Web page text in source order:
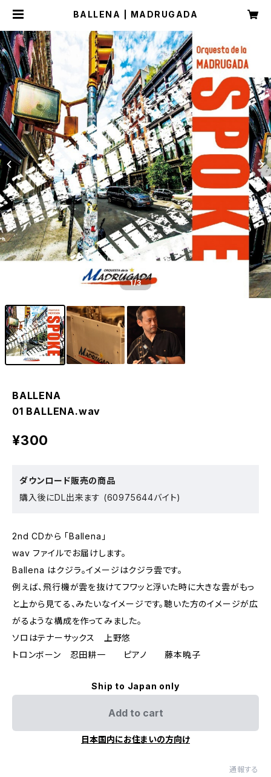
BALLENA | MADRUGADA
1/3
BALLENA
01 BALLENA.wav
¥300
ダウンロード販売の商品
購入後にDL出来ます (60975644バイト)
2nd CDから 「Ballena」
wav ファイルでお届けします。
Ballena はクジラ。イメージはクジラ雲です。
例えば、飛行機が雲を抜けてフワッと浮いた時に大きな雲がもっ
と上から見てる、みたいなイメージです。聴いた方のイメージが広
がるような構成を作ってみました。
ソロはテナーサックス 上野悠
トロンボーン 忍田耕一 ピアノ 藤本暁子
Ship to Japan only
Add to cart
日本国内にお住まいの方向け
通報する